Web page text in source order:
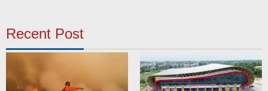
Recent Post